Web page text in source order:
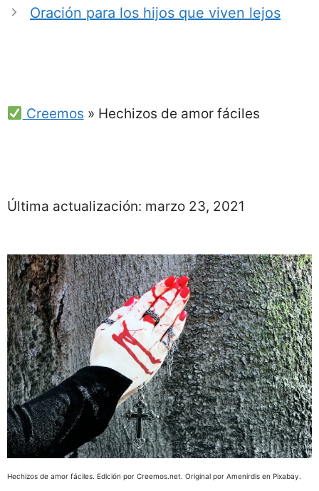
Oración para los hijos que viven lejos
Creemos » Hechizos de amor fáciles
Última actualización: marzo 23, 2021
Hechizos de amor fáciles. Edición por Creemos.net. Original por Amenirdis en Pixabay.